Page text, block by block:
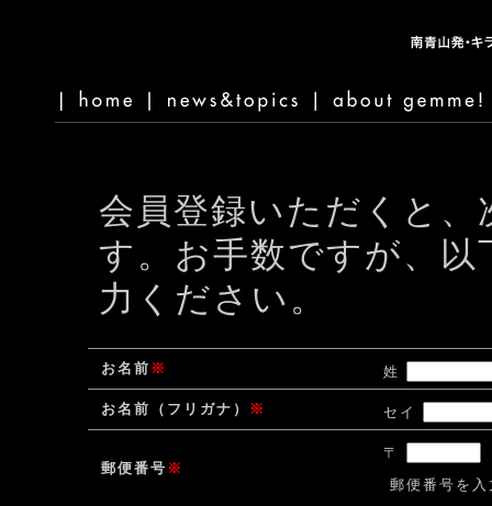
会員登録いただくと
す。お手数ですが、
力ください。
お名前 ※ 姓
お名前（フリガナ） ※ セイ
郵便番号 ※
〒
郵便番号を